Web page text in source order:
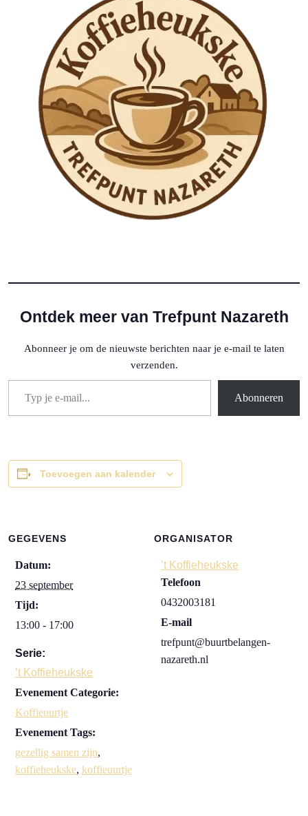
Ontdek meer van Trefpunt Nazareth
Abonneer je om de nieuwste berichten naar je e-mail te laten
verzenden.
Typ je e-mail...
Abonneren
Toevoegen aan kalender
GEGEVENS
Datum:
23 september
Tijd:
13:00 - 17:00
Serie:
’t Koffieheukske
Evenement Categorie:
Koffieuurtje
Evenement Tags:
gezellig samen zijn,
koffieheukske, koffieuurtje
ORGANISATOR
’t Koffieheukske
Telefoon
0432003181
E-mail
trefpunt@buurtbelangen-
nazareth.nl